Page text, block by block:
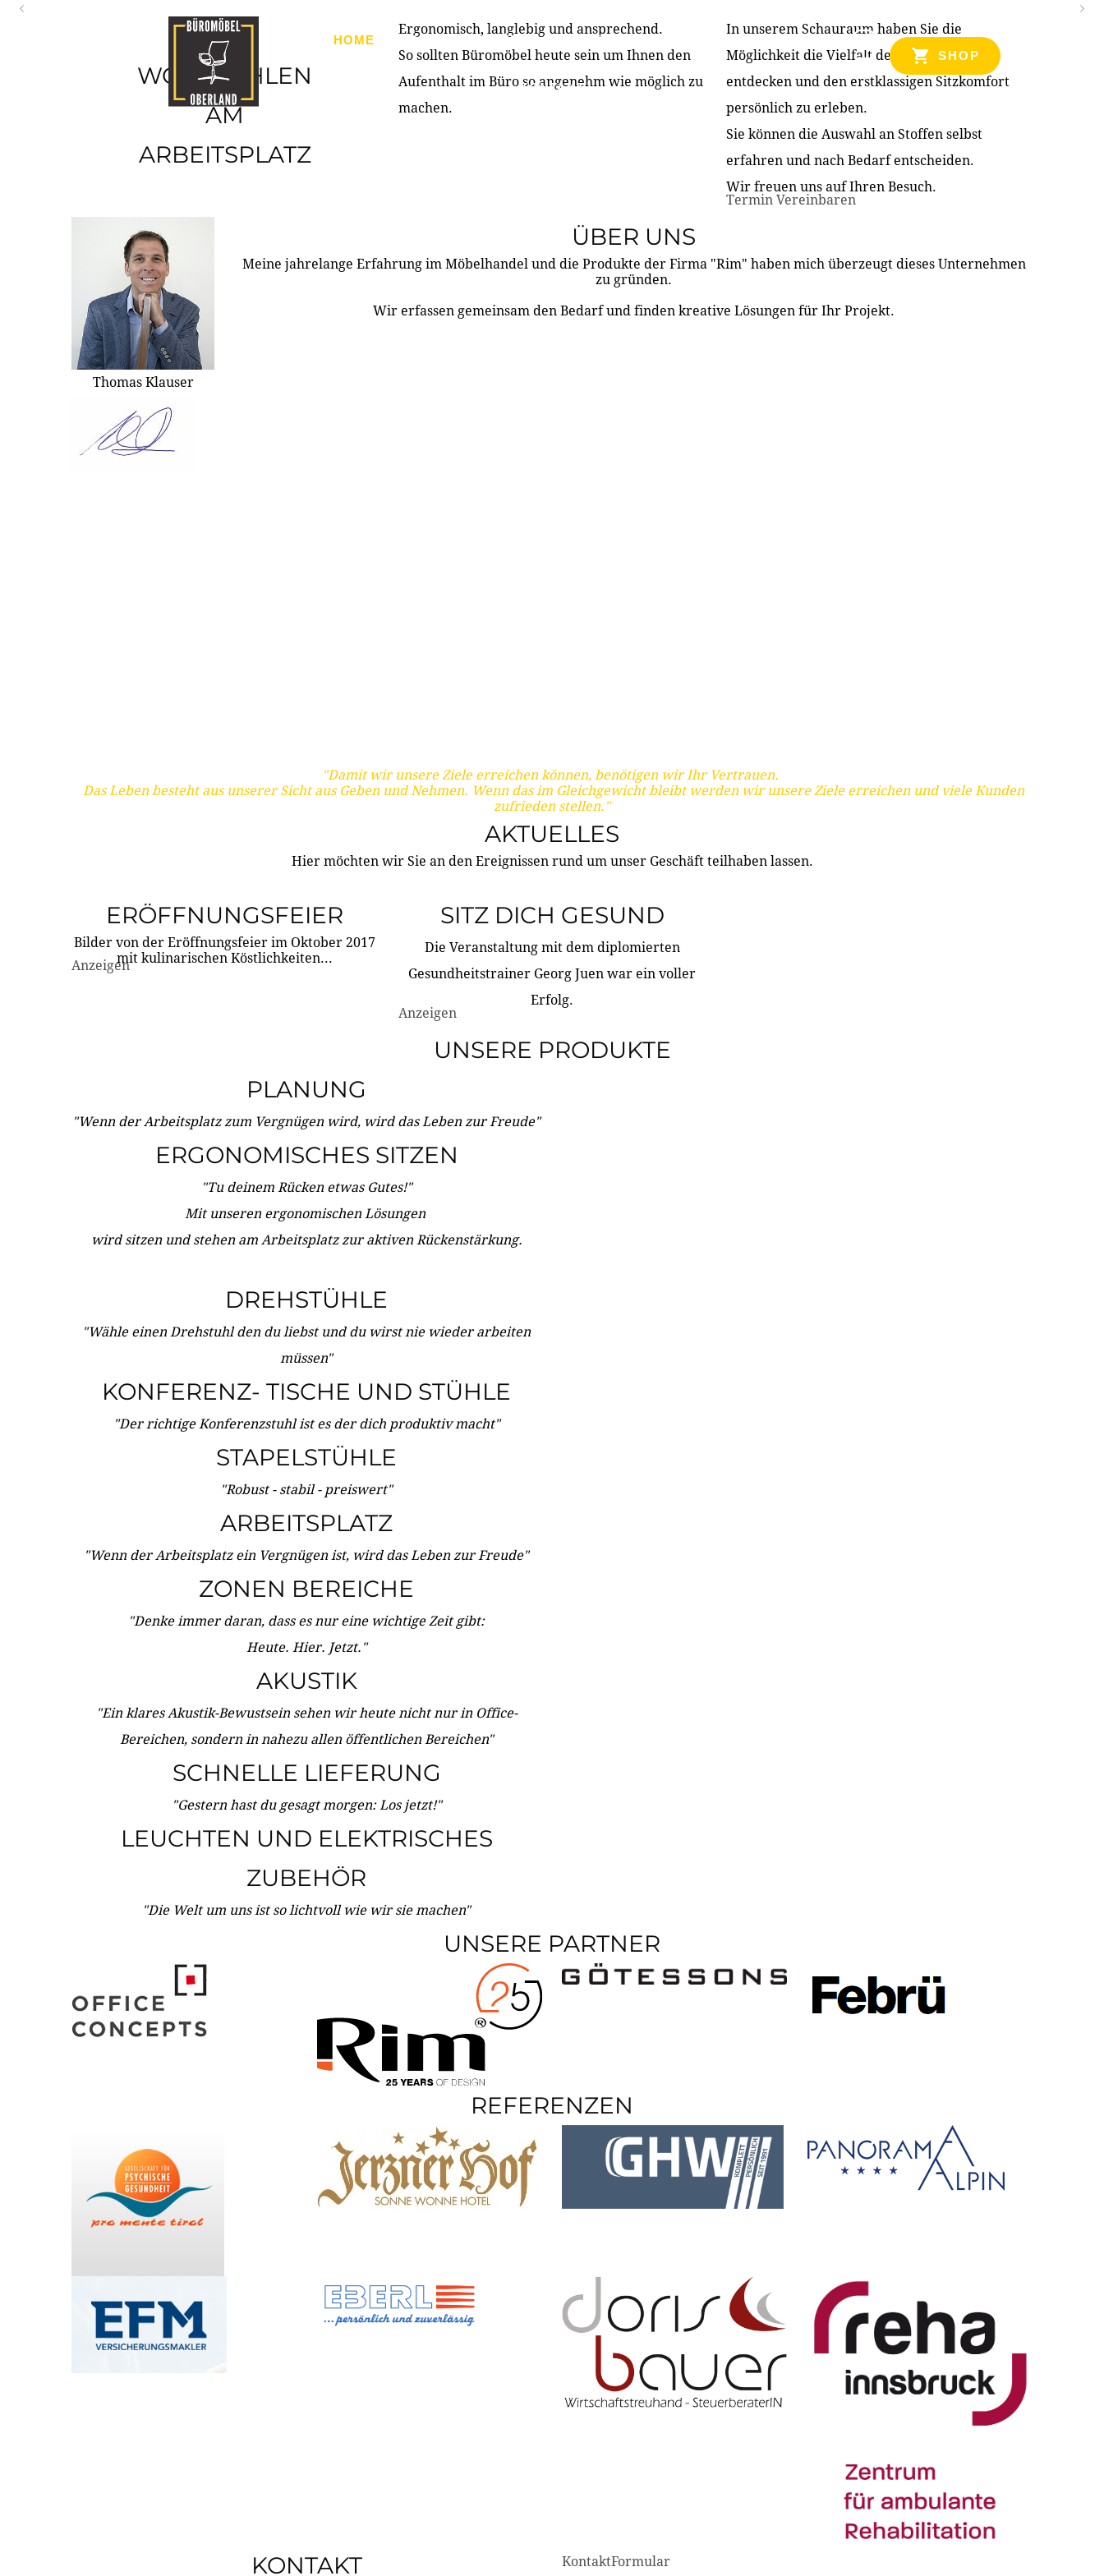
HOME PRODUKTE ÜBER UNS PARTNER & REFERENZEN
KONTAKT
SHOP
WOHLFÜHLEN
AM
ARBEITSPLATZ
Ergonomisch, langlebig und ansprechend.
So sollten Büromöbel heute sein um Ihnen den
Aufenthalt im Büro so angenehm wie möglich zu
machen.
In unserem Schauraum haben Sie die
Möglichkeit die Vielfalt der Produkte zu
entdecken und den erstklassigen Sitzkomfort
persönlich zu erleben.
Sie können die Auswahl an Stoffen selbst
erfahren und nach Bedarf entscheiden.
Wir freuen uns auf Ihren Besuch.
Termin Vereinbaren
Thomas Klauser
ÜBER UNS
Meine jahrelange Erfahrung im Möbelhandel und die Produkte der Firma "Rim" haben mich überzeugt dieses Unternehmen
zu gründen.
Wir erfassen gemeinsam den Bedarf und finden kreative Lösungen für Ihr Projekt.
"Damit wir unsere Ziele erreichen können, benötigen wir Ihr Vertrauen.
Das Leben besteht aus unserer Sicht aus Geben und Nehmen. Wenn das im Gleichgewicht bleibt werden wir unsere Ziele erreichen und viele Kunden
zufrieden stellen."
AKTUELLES
Hier möchten wir Sie an den Ereignissen rund um unser Geschäft teilhaben lassen.
ERÖFFNUNGSFEIER
Bilder von der Eröffnungsfeier im Oktober 2017
mit kulinarischen Köstlichkeiten...
Anzeigen
SITZ DICH GESUND
Die Veranstaltung mit dem diplomierten
Gesundheitstrainer Georg Juen war ein voller
Erfolg.
Anzeigen
UNSERE PRODUKTE
PLANUNG
"Wenn der Arbeitsplatz zum Vergnügen wird, wird das Leben zur Freude"
ERGONOMISCHES SITZEN
"Tu deinem Rücken etwas Gutes!"
Mit unseren ergonomischen Lösungen
wird sitzen und stehen am Arbeitsplatz zur aktiven Rückenstärkung.
DREHSTÜHLE
"Wähle einen Drehstuhl den du liebst und du wirst nie wieder arbeiten
müssen"
KONFERENZ- TISCHE UND STÜHLE
"Der richtige Konferenzstuhl ist es der dich produktiv macht"
STAPELSTÜHLE
"Robust - stabil - preiswert"
ARBEITSPLATZ
"Wenn der Arbeitsplatz ein Vergnügen ist, wird das Leben zur Freude"
ZONEN BEREICHE
"Denke immer daran, dass es nur eine wichtige Zeit gibt:
Heute. Hier. Jetzt."
AKUSTIK
"Ein klares Akustik-Bewustsein sehen wir heute nicht nur in Office-
Bereichen, sondern in nahezu allen öffentlichen Bereichen"
SCHNELLE LIEFERUNG
"Gestern hast du gesagt morgen: Los jetzt!"
LEUCHTEN UND ELEKTRISCHES
ZUBEHÖR
"Die Welt um uns ist so lichtvoll wie wir sie machen"
UNSERE PARTNER
REFERENZEN
KONTAKT KontaktFormular